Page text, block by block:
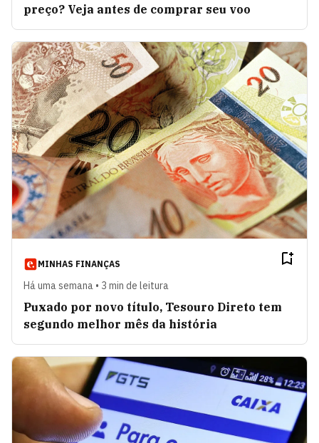
preço? Veja antes de comprar seu voo
MINHAS FINANÇAS
Há uma semana • 3 min de leitura
Puxado por novo título, Tesouro Direto tem
segundo melhor mês da história